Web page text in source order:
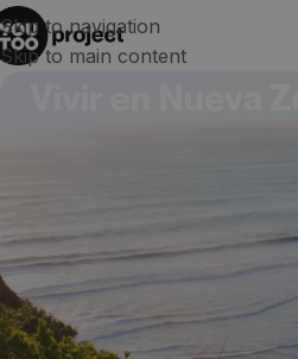
Skip to navigation
Skip to main content